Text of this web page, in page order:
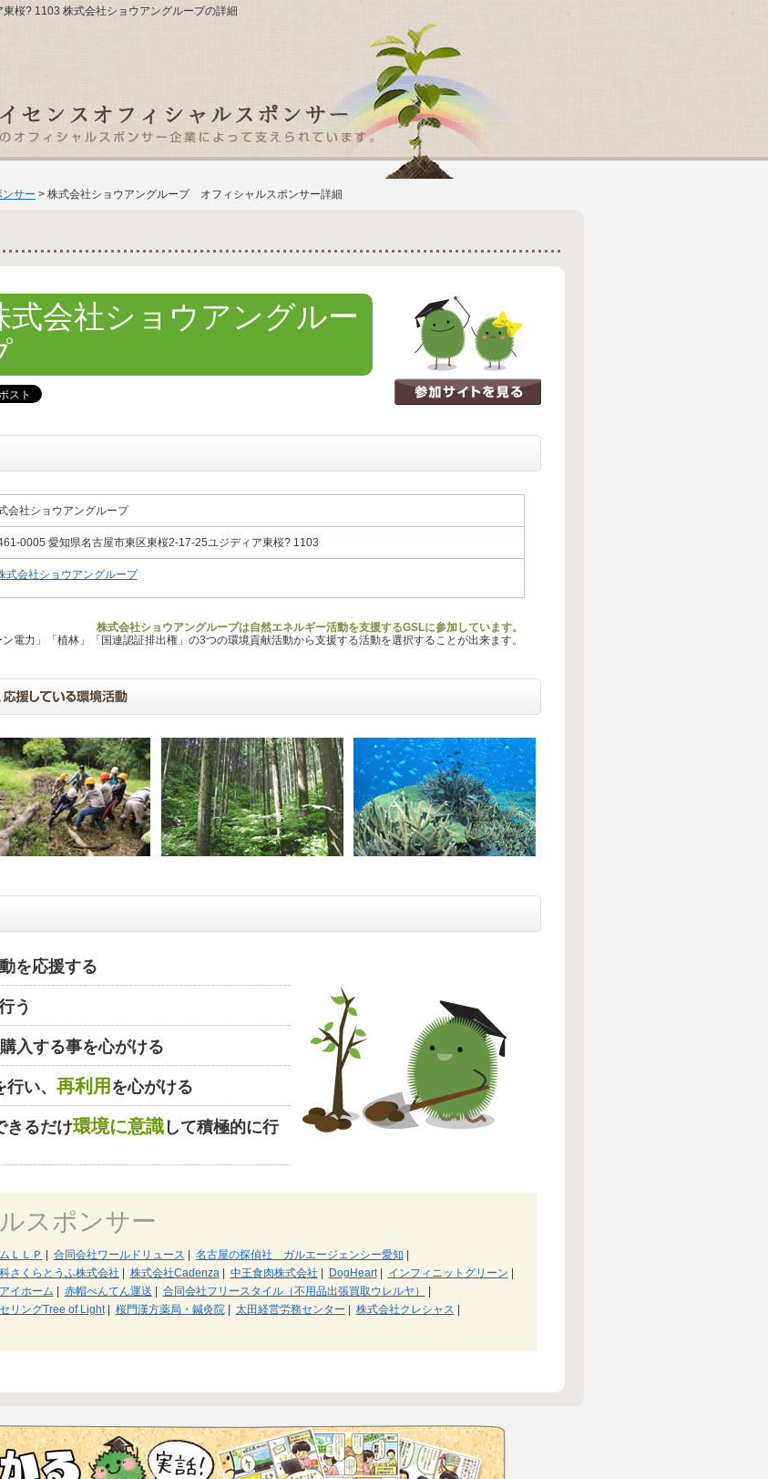
桜? 1103 株式会社ショウアングループの詳細
サー > 株式会社ショウアングループ オフィシャルスポンサー詳細
式会社ショウアングルー
会社ショウアングループ
0005 愛知県名古屋市東区東桜2-17-25ユジディア東桜? 1103
式会社ショウアングループ
株式会社ショウアングループは自然エネルギー活動を支援するGSLに参加しています。
電力」「植林」「国連認証排出権」の3つの環境貢献活動から支援する活動を選択することが出来ます。
を応援する
う
入する事を心がける
い、 再利用 を心がける
きるだけ環境に意識して積極的に行
スポンサー
ＬＬＰ 合同会社ワールドリュース 名古屋の探偵社 ガルエージェンシー愛知
さくらとうふ株式会社 株式会社Cadenza| 中王食肉株式会社 DogHeart| インフィニットグリーン
アイホーム 赤帽べんてん運送 合同会社フリースタイル（不用品出張買取ウレルヤ）
リングTree of Light| 桜門漢方薬局・鍼灸院| 太田経営労務センター 株式会社クレシャス